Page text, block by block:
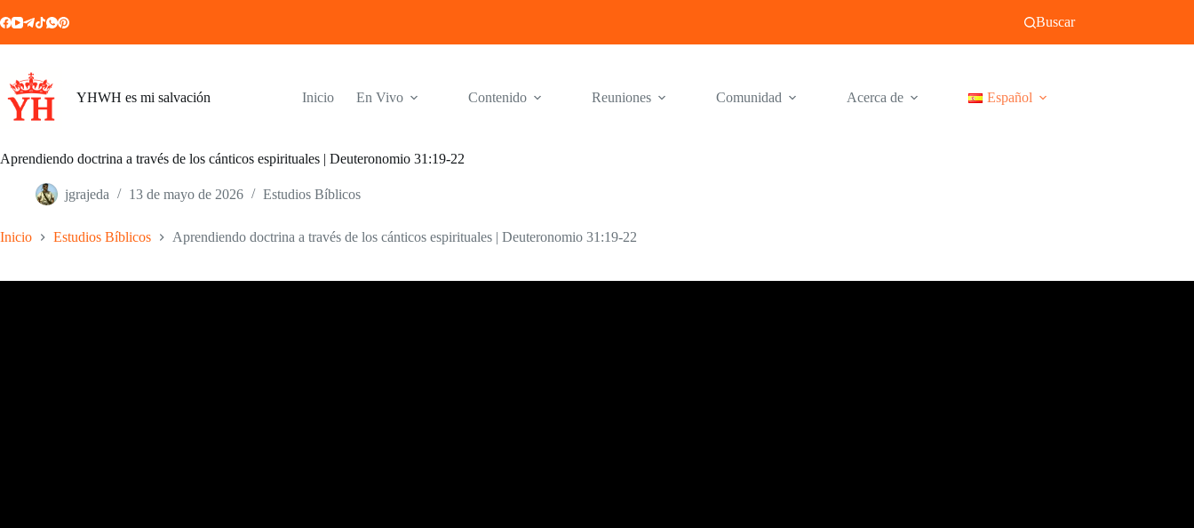
al
Buscar
YHWH es mi salvación Inicio En Vivo Contenido Reuniones Comunidad Acerca de Español
Aprendiendo doctrina a través de los cánticos espirituales | Deuteronomio 31:19-22
jgrajeda 13 de mayo de 2026 Estudios Bíblicos
Inicio Estudios Bíblicos Aprendiendo doctrina a través de los cánticos espirituales | Deuteronomio 31:19-22